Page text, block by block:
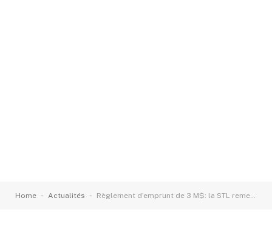
Home - Actualités - Règlement d’emprunt de 3 M$: la STL remet les pendules à l’heure